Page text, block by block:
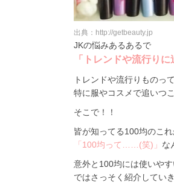
出典：http://getbeauty.jp
JKの悩みあるあるで
「トレンドや流行りに
トレンドや流行りものっ
特に服やコスメで追いつ
そこで！！
皆が知ってる100均のこ
「100均って……(笑)」 な
意外と100均には使いや
ではさっそく紹介してい